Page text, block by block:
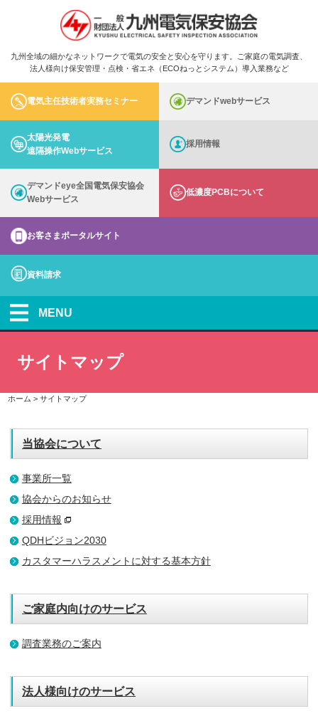
九州全域の細かなネットワークで電気の安全と安心を守ります。ご家庭の電気調査、
法人様向け保安管理・点検・省エネ（ECOねっとシステム）導入業務など
電気主任技術者実務セミナー デマンドwebサービス
太陽光発電
遠隔操作Webサービス
採用情報
デマンドeye全国電気保安協会
Webサービス
低濃度PCBについて
お客さまポータルサイト
資料請求
MENU
サイトマップ
ホーム > サイトマップ
当協会について
事業所一覧
協会からのお知らせ
採用情報
QDHビジョン2030
カスタマーハラスメントに対する基本方針
ご家庭内向けのサービス
調査業務のご案内
法人様向けのサービス